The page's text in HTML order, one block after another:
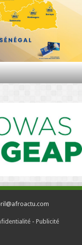
- Publicité